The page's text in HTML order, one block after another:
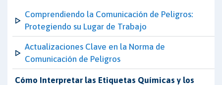
Comprendiendo la Comunicación de Peligros:
Protegiendo su Lugar de Trabajo
Actualizaciones Clave en la Norma de
Comunicación de Peligros
Cómo Interpretar las Etiquetas Químicas y los